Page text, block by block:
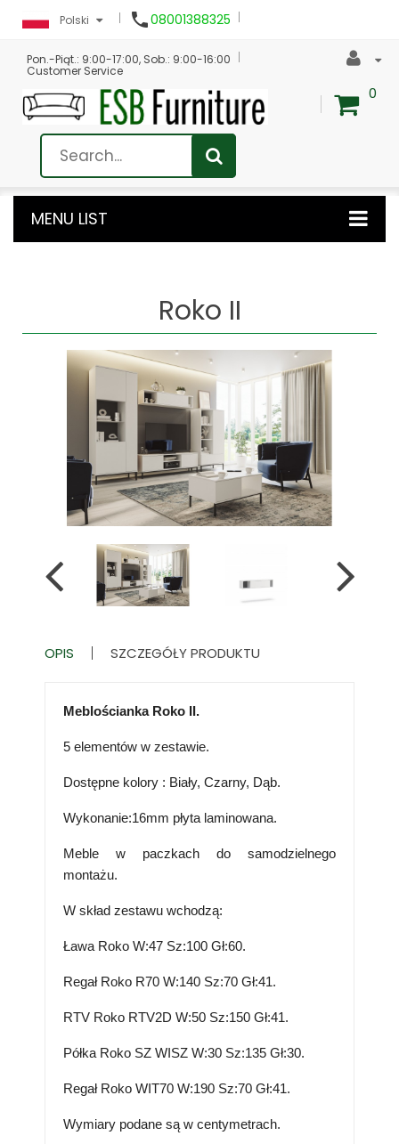
Polski 08001388325
Pon.-Piąt.: 9:00-17:00, Sob.: 9:00-16:00
Customer Service
0
MENU LIST
Roko II
OPIS SZCZEGÓŁY PRODUKTU
Meblościanka Roko II.
5 elementów w zestawie.
Dostępne kolory : Biały, Czarny, Dąb.
Wykonanie:16mm płyta laminowana.
Meble w paczkach do samodzielnego
montażu.
W skład zestawu wchodzą:
Ława Roko W:47 Sz:100 Gł:60.
Regał Roko R70 W:140 Sz:70 Gł:41.
RTV Roko RTV2D W:50 Sz:150 Gł:41.
Półka Roko SZ WISZ W:30 Sz:135 Gł:30.
Regał Roko WIT70 W:190 Sz:70 Gł:41.
Wymiary podane są w centymetrach.